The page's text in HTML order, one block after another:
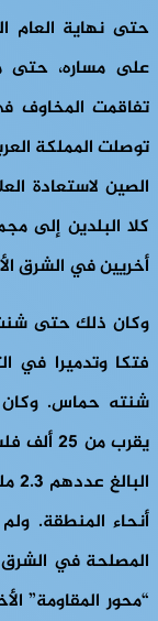
حتى نهاية العام
على مساره، حتى
تفاقمت المخاوف
توصلت المملكة
الصين لاستعادة
كلا البلدين إلى
أخريين في الشرق
وكان ذلك حتى شنت
فتكا وتدميرا في
شنته حماس. وكان
أنحاء المنطقة.
المصلحة في
“محور المقاومة”